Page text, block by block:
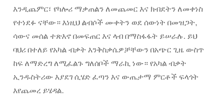
እንዲጨምር፣ የካሎሪ ማቃጠልን ለመጨመር እና ክብደትን ለመቀነስ
የተነደፉ ናቸው። እነዚህ ልብሶች ሙቀትን ወደ ሰውነት በመዝጋት,
ሳውና መሰል ተጽእኖ በመፍጠር እና ላብ በማስፋፋት ይሠራሉ. ይህ
ባህሪ በተለይ የአካል ብቃት እንቅስቃሴዎቻቸውን በአጭር ጊዜ ውስጥ
ከፍ ለማድረግ ለሚፈልጉ ግለሰቦች ማራኪ ነው። የአካል ብቃት
ኢንዱስትሪው እያደገ ሲሄድ ፈጣን እና ውጤታማ ምርቶች ፍላጎት
እየጨመረ ይሄዳል.